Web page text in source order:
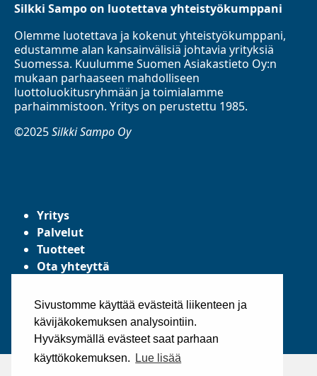
Sivustomme käyttää evästeitä liikenteen ja
kävijäkokemuksen analysointiin.
Hyväksymällä evästeet saat parhaan
käyttökokemuksen.
Lue lisää
Silkki Sampo on luotettava yhteistyökumppani
Olemme luotettava ja kokenut yhteistyökumppani,
edustamme alan kansainvälisiä johtavia yrityksiä
Suomessa. Kuulumme Suomen Asiakastieto Oy:n
mukaan parhaaseen mahdolliseen
luottoluokitusryhmään ja toimialamme
parhaimmistoon. Yritys on perustettu 1985.
©2025Silkki Sampo Oy
Yritys
Palvelut
Tuotteet
Ota yhteyttä
Yleiset toimitusehdot